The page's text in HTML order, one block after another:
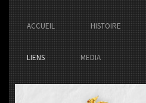
ACCUEIL HISTOIRE
LIENS MEDIA